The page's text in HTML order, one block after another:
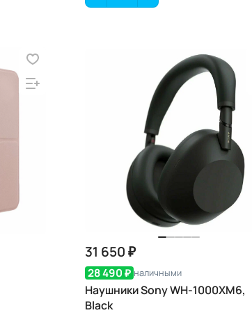
31 650 ₽
28 490 ₽ наличными
Наушники Sony WH-1000XM6,
Black